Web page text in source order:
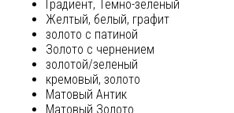
Градиент, Темно-зелёный
Желтый, белый, графит
золото с патиной
Золото с чернением
золотой/зеленый
кремовый, золото
Матовый Антик
Матовый Золото